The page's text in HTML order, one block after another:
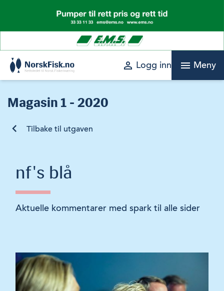
content
perm_identity Logg inn menu Meny
Magasin 1 - 2020
Tilbake til utgaven
nf's blå
Aktuelle kommentarer med spark til alle sider